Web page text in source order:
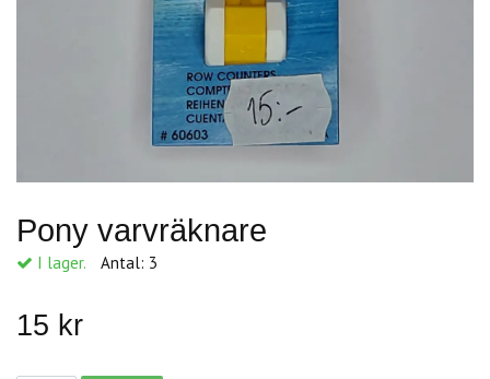
Pony varvräknare
I lager. Antal: 3
15 kr